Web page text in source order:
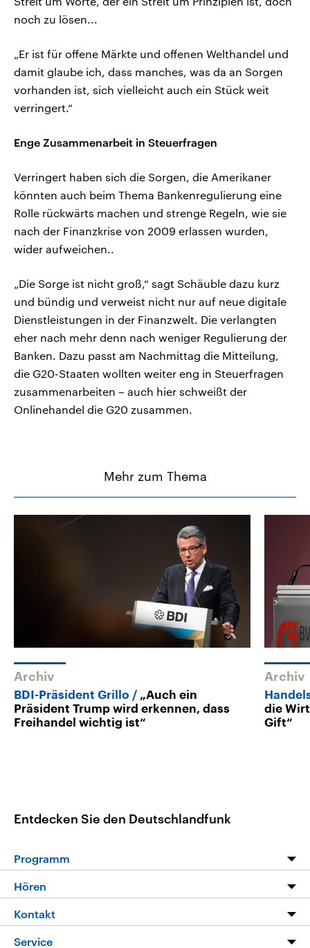
noch zu lösen...
„Er ist für offene Märkte und offenen Welthandel und
damit glaube ich, dass manches, was da an Sorgen
vorhanden ist, sich vielleicht auch ein Stück weit
verringert.“
Enge Zusammenarbeit in Steuerfragen
Verringert haben sich die Sorgen, die Amerikaner
könnten auch beim Thema Bankenregulierung eine
Rolle rückwärts machen und strenge Regeln, wie sie
nach der Finanzkrise von 2009 erlassen wurden,
wider aufweichen..
„Die Sorge ist nicht groß,“ sagt Schäuble dazu kurz
und bündig und verweist nicht nur auf neue digitale
Dienstleistungen in der Finanzwelt. Die verlangten
eher nach mehr denn nach weniger Regulierung der
Banken. Dazu passt am Nachmittag die Mitteilung,
die G20-Staaten wollten weiter eng in Steuerfragen
zusammenarbeiten – auch hier schweißt der
Onlinehandel die G20 zusammen.
Mehr zum Thema
Archiv
BDI-Präsident Grillo
„Auch ein
Präsident Trump wird erkennen, dass
Freihandel wichtig ist“
Archiv
die
Gift“
Entdecken Sie den Deutschlandfunk
Programm
Programm
Die Nachrichten
Hören
Livestream
Kontakt
Hörerservice
Service